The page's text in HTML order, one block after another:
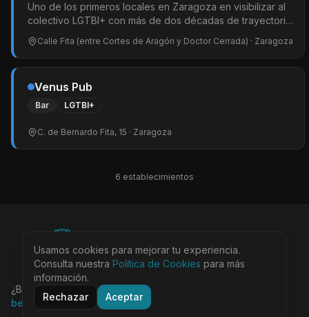
Uno de los primeros locales en Zaragoza en visibilizar al
colectivo LGTBI+ con más de dos décadas de trayectoria.
Bar gay popular con camareros sin camiseta DJs y buena
música para bailar. Tardeo especial los fines de semana.
Sede oficial de las fiestas del Orgullo en Zaragoza.
Calle Fita (entre Cortes de Aragón y Doctor Cerrada) · Zaragoza
Venus Pub
Bar LGTBI+
C. de Bernardo Fita, 15 · Zaragoza
6 establecimientos
©
Ciudades LocalesAgenda TiendaMás
Aviso LegalPrivacidad CookiesTérminos
¿Buscas la guía completa de Barcelona?
bearinbcn.com
Usamos cookies para mejorar tu experiencia.
Consulta nuestra Política de Cookies para más
información.
Rechazar
Aceptar